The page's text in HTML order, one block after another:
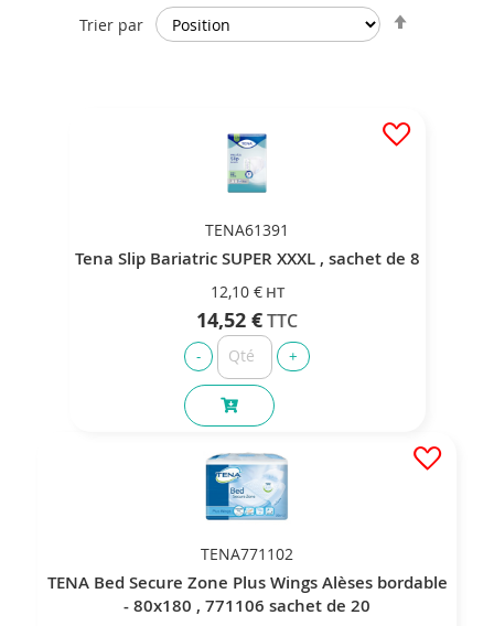
Trier par
TENA61391
Tena Slip Bariatric SUPER XXXL , sachet de 8
12,10 €
14,52 €
TENA771102
TENA Bed Secure Zone Plus Wings Alèses bordable
- 80x180 , 771106 sachet de 20